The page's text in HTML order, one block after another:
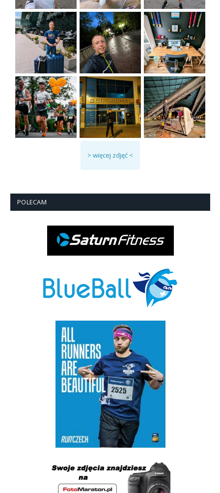
> więcej zdjęć <
POLECAM